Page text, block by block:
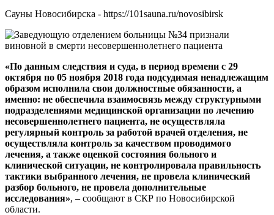
Сауны Новосибирска - https://101sauna.ru/novosibirsk
«По данным следствия и суда, в период времени с 29
октября по 05 ноября 2018 года подсудимая ненадлежащим
образом исполнила свои должностные обязанности, а
именно: не обеспечила взаимосвязь между структурными
подразделениями медицинской организации по лечению
несовершеннолетнего пациента, не осуществляла
регулярный контроль за работой врачей отделения, не
осуществляла контроль за качеством проводимого
лечения, а также оценкой состояния больного и
клинической ситуации, не контролировала правильность
тактики выбранного лечения, не провела клинический
разбор больного, не провела дополнительные
исследования», – сообщают в СКР по Новосибирской
области.